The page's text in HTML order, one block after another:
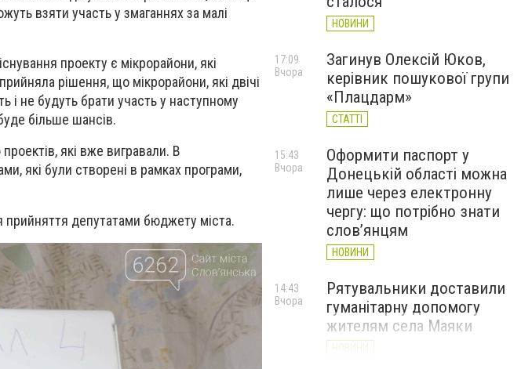
взяти участь у змаганнях за малі
проекту є мікрорайони, які
рішення, що мікрорайони, які двічі
і не будуть брати участь у наступному
більше шансів.
які вже вигравали. В
які були створені в рамках програми,
прийняття депутатами бюджету міста.
НОВИНИ
Загинув Олексій Юков,
керівник пошукової групи
«Плацдарм»
СТАТТІ
17:09
Вчора
Оформити паспорт у
Донецькій області можна
лише через електронну
чергу: що потрібно знати
слов’янцям
НОВИНИ
15:43
Вчора
Рятувальники доставили
гуманітарну допомогу
жителям села Маяки
НОВИНИ
14:43
Вчора